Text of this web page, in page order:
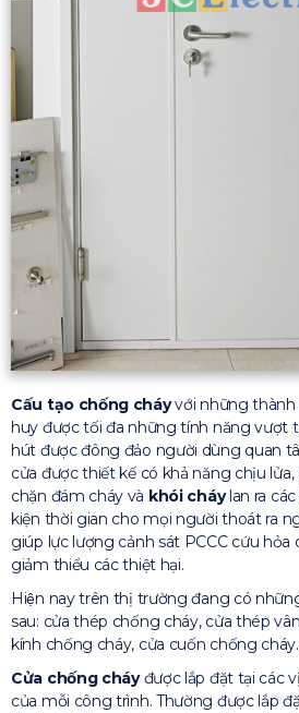
Cấu tạo chống cháyvới những thành
huy được tối đa những tính năng vượt
hút được đông đảo người dùng quan
cửa được thiết kế có khả năng chịu
chặn đám cháy và khói cháylan ra các
kiện thời gian cho mọi người thoát ra
giúp lực lượng cảnh sát PCCC cứu hỏa
giảm thiểu các thiệt hại.
Hiện nay trên thị trường đang có
sau: cửa thép chống cháy, cửa thép
kính chống cháy, cửa cuốn chống
Cửa chống cháyđược lắp đặt tại các
của mỗi công trình. Thường được lắp